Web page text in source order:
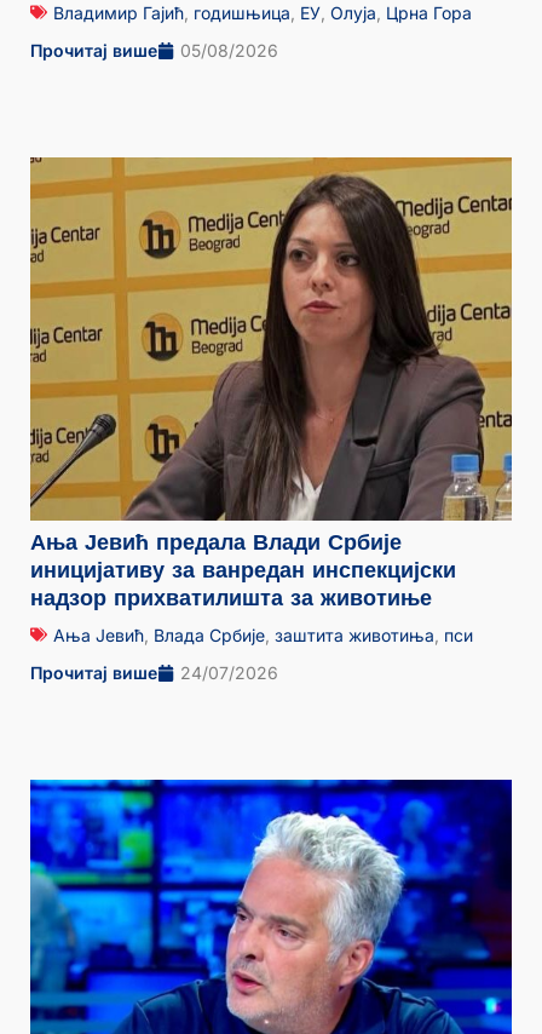
Владимир Гајић годишњица ЕУ Олуја Црна Гора
Прочитај више
05/08/2026
Ања Јевић предала Влади Србије
иницијативу за ванредан инспекцијски
надзор прихватилишта за животиње
Ања Јевић Влада Србије заштита животиња пси
Прочитај више
24/07/2026